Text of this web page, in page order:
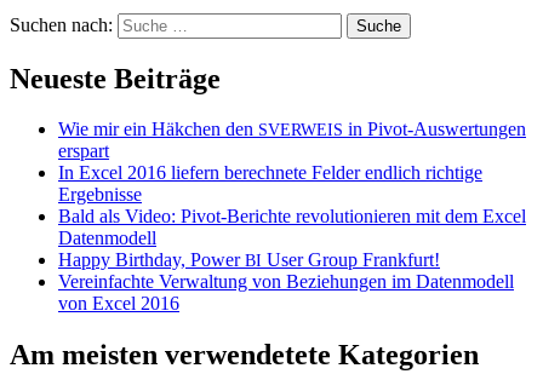
Suchen nach:
Neueste Beiträge
Wie mir ein Häkchen den SVERWEIS in Pivot-Auswertungen
erspart
In Excel 2016 liefern berechnete Felder endlich richtige
Ergebnisse
Bald als Video: Pivot-Berichte revolutionieren mit dem Excel
Datenmodell
Happy Birthday, PowerBI User Group Frankfurt!
Vereinfachte Verwaltung von Beziehungen im Datenmodell
von Excel 2016
Am meisten verwendetete Kategorien